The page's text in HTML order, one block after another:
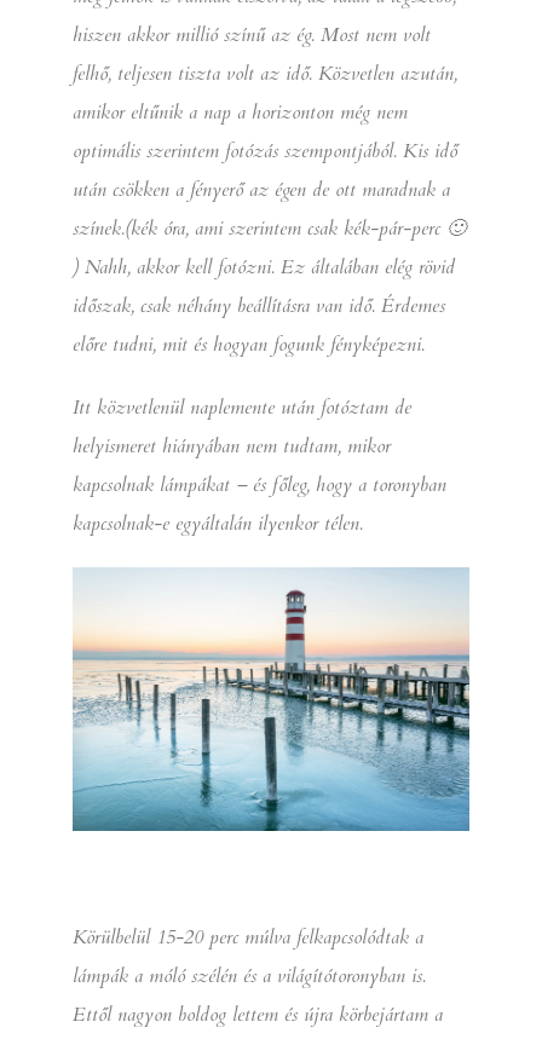
hiszen akkor millió színű az ég. Most nem volt
felhő, teljesen tiszta volt az idő. Közvetlen azután,
amikor eltűnik a nap a horizonton még nem
optimális szerintem fotózás szempontjából. Kis idő
után csökken a fényerő az égen de ott maradnak a
színek.(kék óra, ami szerintem csak kék-pár-perc 🙂
) Nahh, akkor kell fotózni. Ez általában elég rövid
időszak, csak néhány beállításra van idő. Érdemes
előre tudni, mit és hogyan fogunk fényképezni.
Itt közvetlenül naplemente után fotóztam de
helyismeret hiányában nem tudtam, mikor
kapcsolnak lámpákat – és főleg, hogy a toronyban
kapcsolnak-e egyáltalán ilyenkor télen.
Körülbelül 15-20 perc múlva felkapcsolódtak a
lámpák a móló szélén és a világítótoronyban is.
Ettől nagyon boldog lettem és újra körbejártam a